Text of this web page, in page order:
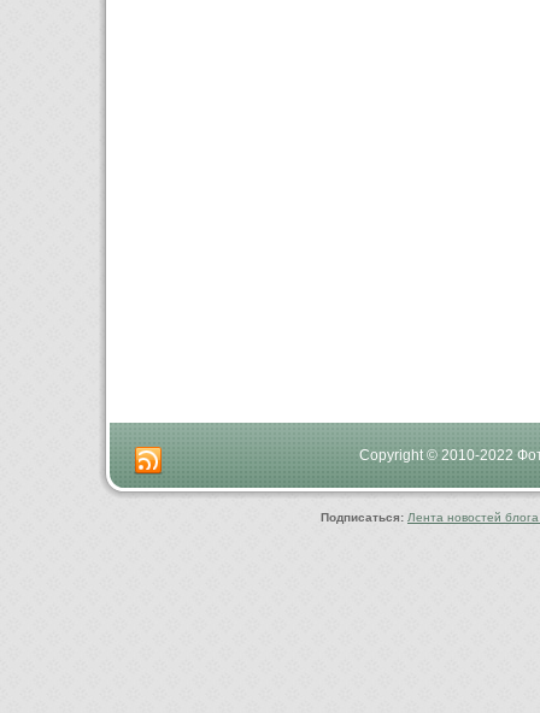
Copyright © 2010-2022
Подписаться: Лента новостей